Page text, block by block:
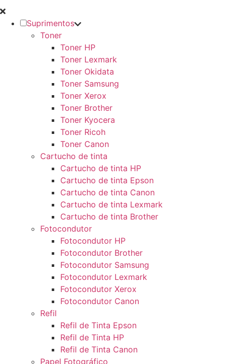
Suprimentos
Toner
Toner HP
Toner Lexmark
Toner Okidata
Toner Samsung
Toner Xerox
Toner Brother
Toner Kyocera
Toner Ricoh
Toner Canon
Cartucho de tinta
Cartucho de tinta HP
Cartucho de tinta Epson
Cartucho de tinta Canon
Cartucho de tinta Lexmark
Cartucho de tinta Brother
Fotocondutor
Fotocondutor HP
Fotocondutor Brother
Fotocondutor Samsung
Fotocondutor Lexmark
Fotocondutor Xerox
Fotocondutor Canon
Refil
Refil de Tinta Epson
Refil de Tinta HP
Refil de Tinta Canon
Papel Fotográfico